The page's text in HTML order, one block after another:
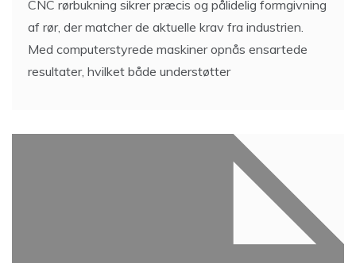
CNC rørbukning sikrer præcis og pålidelig formgivning
af rør, der matcher de aktuelle krav fra industrien.
Med computerstyrede maskiner opnås ensartede
resultater, hvilket både understøtter